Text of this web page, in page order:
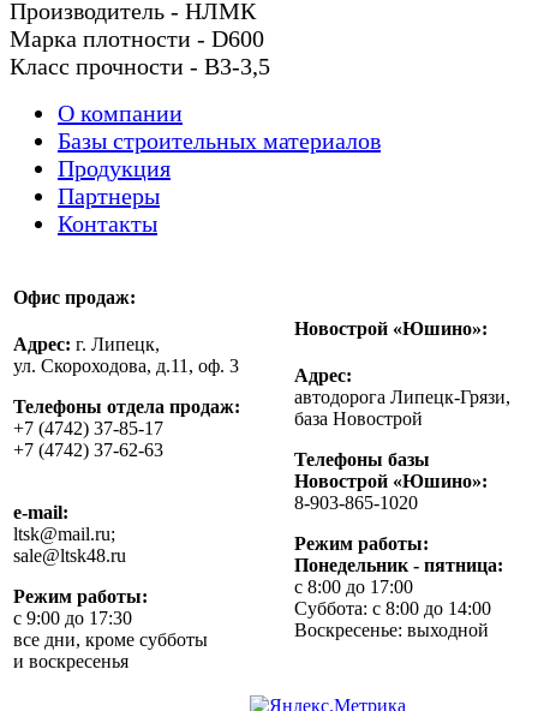
Производитель - НЛМК
Марка плотности - D600
Класс прочности - В3-3,5
О компании
Базы строительных материалов
Продукция
Партнеры
Контакты
Офис продаж:
Адрес: г. Липецк,
ул. Скороходова, д.11, оф. 3
Телефоны отдела продаж:
+7 (4742) 37-85-17
+7 (4742) 37-62-63
e-mail:
ltsk@mail.ru;
sale@ltsk48.ru
Режим работы:
с 9:00 до 17:30
все дни, кроме субботы
и воскресенья
Новострой «Юшино»:
Адрес:
автодорога Липецк-Грязи,
база Новострой
Телефоны базы
Новострой «Юшино»:
8-903-865-1020
Режим работы:
Понедельник - пятница:
с 8:00 до 17:00
Суббота: с 8:00 до 14:00
Воскресенье: выходной